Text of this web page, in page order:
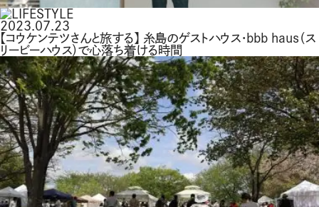
2023.07.23
【コウケンテツさんと旅する】 糸島のゲストハウス・bbb haus（ス
リービーハウス）で心落ち着ける時間